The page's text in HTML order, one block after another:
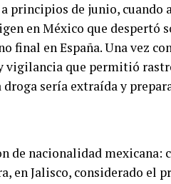
principios de junio, cuando
en México que despertó
final en España. Una vez
que permitió
sería extraída y
de nacionalidad mexicana:
en Jalisco, considerado el